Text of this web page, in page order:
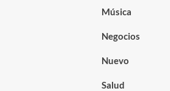
Música
Negocios
Nuevo
Salud